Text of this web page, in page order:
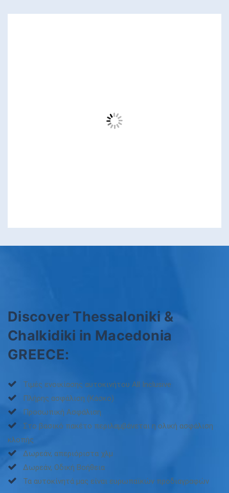
Discover Thessaloniki &
Chalkidiki in Macedonia
GREECE:
Τιμές ενοικίασης αυτοκινήτου All Inclusive
Πλήρης ασφάλιση (Κάσκο)
Προσωπική Ασφάλιση
Στο βασικό πακέτο περιλαμβάνεται η ολική ασφάλιση
κλοπής
Δωρεάν, απεριόριστα χλμ
Δωρεάν, Οδική Βοήθεια
Τα αυτοκίνητά μας είναι ευρωπαϊκών προδιαγραφών